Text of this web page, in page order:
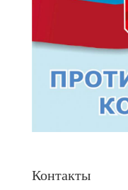
Контакты